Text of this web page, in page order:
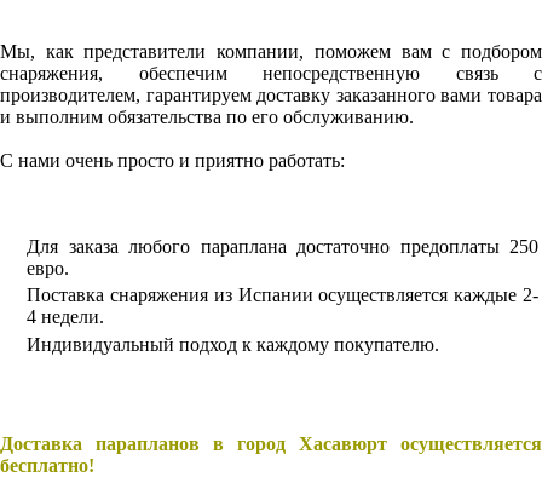
Мы, как представители компании, поможем вам с подбором
снаряжения, обеспечим непосредственную связь с
производителем, гарантируем доставку заказанного вами товара
и выполним обязательства по его обслуживанию.
С нами очень просто и приятно работать:
Для заказа любого параплана достаточно предоплаты 250
евро.
Поставка снаряжения из Испании осуществляется каждые 2-
4 недели.
Индивидуальный подход к каждому покупателю.
Доставка парапланов в город Хасавюрт осуществляется
бесплатно!